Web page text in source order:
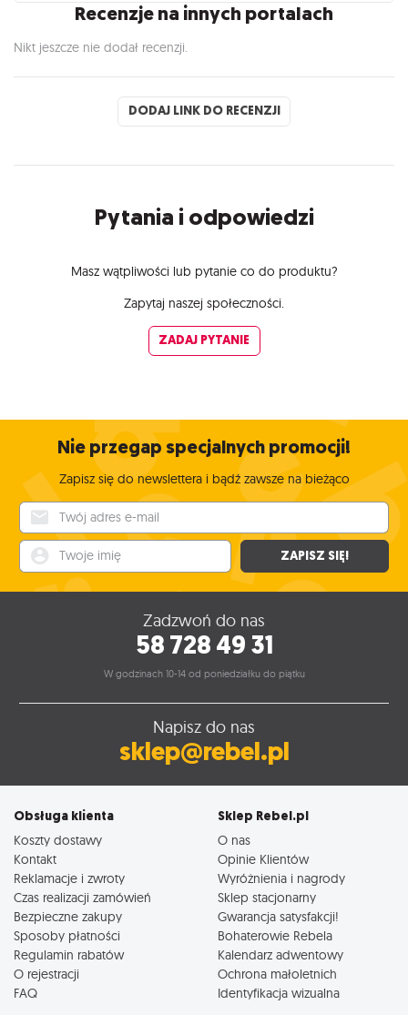
Recenzje na innych portalach
Nikt jeszcze nie dodał recenzji.
DODAJ LINK DO RECENZJI
Pytania i odpowiedzi
Masz wątpliwości lub pytanie co do produktu?
Zapytaj naszej społeczności.
ZADAJ PYTANIE
Nie przegap specjalnych promocji!
Zapisz się do newslettera i bądź zawsze na bieżąco
ZAPISZ SIĘ!
Zadzwoń do nas
58 728 49 31
W godzinach 10-14 od poniedziałku do piątku
Napisz do nas
sklep@rebel.pl
Obsługa klienta
Koszty dostawy
Kontakt
Reklamacje i zwroty
Czas realizacji zamówień
Bezpieczne zakupy
Sposoby płatności
Regulamin rabatów
O rejestracji
FAQ
Sklep Rebel.pl
O nas
Opinie Klientów
Wyróżnienia i nagrody
Sklep stacjonarny
Gwarancja satysfakcji!
Bohaterowie Rebela
Kalendarz adwentowy
Ochrona małoletnich
Identyfikacja wizualna